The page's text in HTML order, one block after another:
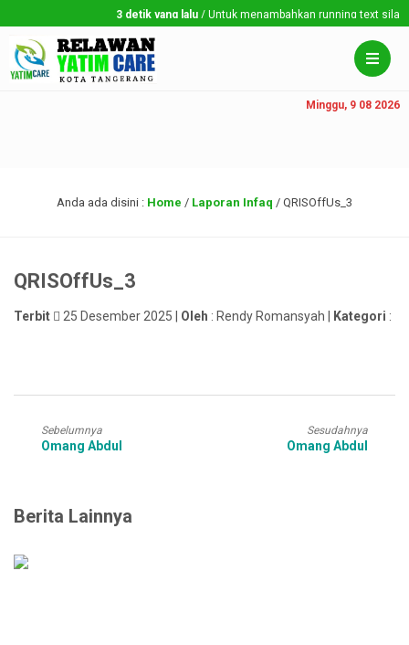
3 detik yang lalu/ Untuk menambahkan running text
Minggu, 9 08 2026
Anda ada disini : Home / Laporan Infaq / QRISOffUs_3
QRISOffUs_3
Terbit 25 Desember 2025 | Oleh : Rendy Romansyah | Kategori :
Sebelumnya
Omang Abdul
Sesudahnya
Omang Abdul
Berita Lainnya